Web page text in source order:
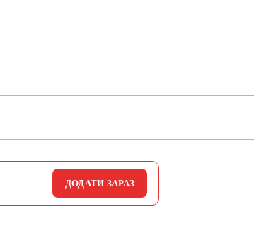
ДОДАТИ ЗАРАЗ